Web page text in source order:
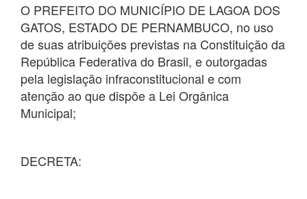
O PREFEITO DO MUNICÍPIO DE LAGOA DOS
GATOS, ESTADO DE PERNAMBUCO, no uso
de suas atribuições previstas na Constituição da
República Federativa do Brasil, e outorgadas
pela legislação infraconstitucional e com
atenção ao que dispõe a Lei Orgânica
Municipal;
DECRETA: